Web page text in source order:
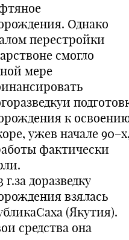
Однако
перестройки
смогло
мере
к
ужев начале 90−х,
фактически
г.за доразведку
взялась
(Якутия).
средства она